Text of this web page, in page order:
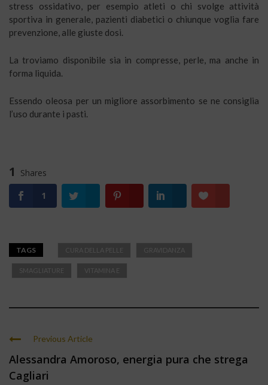
stress ossidativo, per esempio atleti o chi svolge attività
sportiva in generale, pazienti diabetici o chiunque voglia fare
prevenzione, alle giuste dosi.
La troviamo disponibile sia in compresse, perle, ma anche in
forma liquida.
Essendo oleosa per un migliore assorbimento se ne consiglia
l’uso durante i pasti.
1
Shares
1
TAGS CURA DELLA PELLE GRAVIDANZA
SMAGLIATURE VITAMINA E
Previous Article
Alessandra Amoroso, energia pura che strega
Cagliari